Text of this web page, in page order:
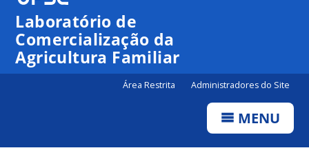
Laboratório de
Comercialização da
Agricultura Familiar
Área Restrita Administradores do Site
MENU